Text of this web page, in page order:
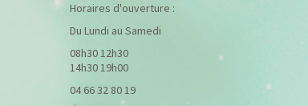
Horaires d'ouverture :
Du Lundi au Samedi
08h30 12h30
14h30 19h00
04 66 32 80 19